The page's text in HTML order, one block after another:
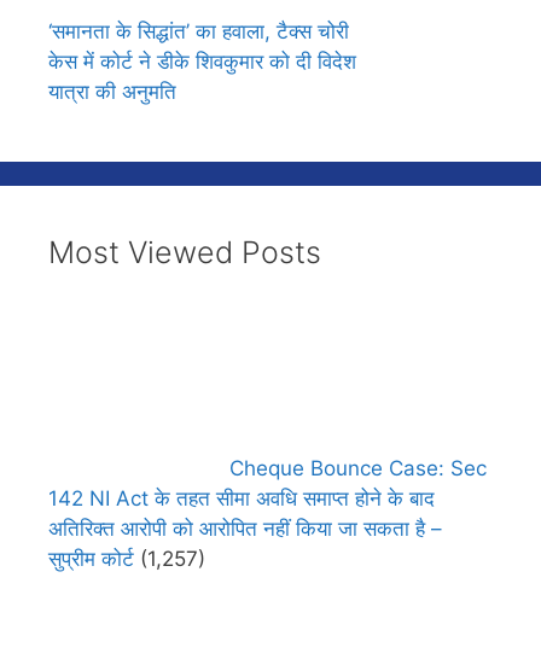
‘समानता के सिद्धांत’ का हवाला, टैक्स चोरी
केस में कोर्ट ने डीके शिवकुमार को दी विदेश
यात्रा की अनुमति
Most Viewed Posts
Cheque Bounce Case: Sec
142 NI Act के तहत सीमा अवधि समाप्त होने के बाद
अतिरिक्त आरोपी को आरोपित नहीं किया जा सकता है –
सुप्रीम कोर्ट (1,257)